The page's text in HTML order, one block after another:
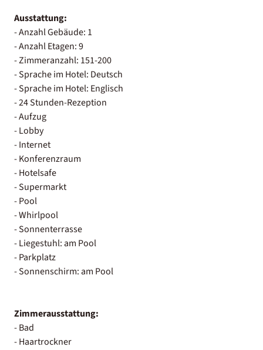
Ausstattung:
- Anzahl Gebäude: 1
- Anzahl Etagen: 9
- Zimmeranzahl: 151-200
- Sprache im Hotel: Deutsch
- Sprache im Hotel: Englisch
- 24 Stunden-Rezeption
- Aufzug
- Lobby
- Internet
- Konferenzraum
- Hotelsafe
- Supermarkt
- Pool
- Whirlpool
- Sonnenterrasse
- Liegestuhl: am Pool
- Parkplatz
- Sonnenschirm: am Pool
Zimmerausstattung:
- Bad
- Haartrockner